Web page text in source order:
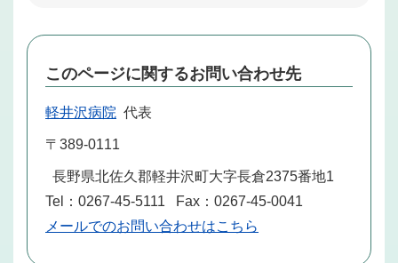
このページに関するお問い合わせ先
軽井沢病院 代表
〒389-0111
長野県北佐久郡軽井沢町大字長倉2375番地1
Tel：0267-45-5111
Fax：0267-45-0041
メールでのお問い合わせはこちら